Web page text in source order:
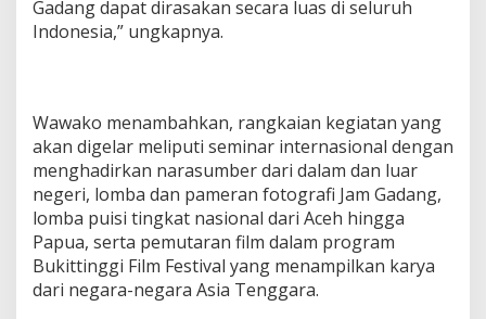
Gadang dapat dirasakan secara luas di seluruh
Indonesia,” ungkapnya.
Wawako menambahkan, rangkaian kegiatan yang
akan digelar meliputi seminar internasional dengan
menghadirkan narasumber dari dalam dan luar
negeri, lomba dan pameran fotografi Jam Gadang,
lomba puisi tingkat nasional dari Aceh hingga
Papua, serta pemutaran film dalam program
Bukittinggi Film Festival yang menampilkan karya
dari negara-negara Asia Tenggara.